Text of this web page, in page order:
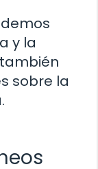
y la
sobre la